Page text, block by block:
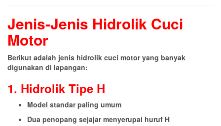
Jenis-Jenis Hidrolik Cuci
Motor
Berikut adalah jenis hidrolik cuci motor yang banyak
digunakan di lapangan:
1. Hidrolik Tipe H
Model standar paling umum
Dua penopang sejajar menyerupai huruf H